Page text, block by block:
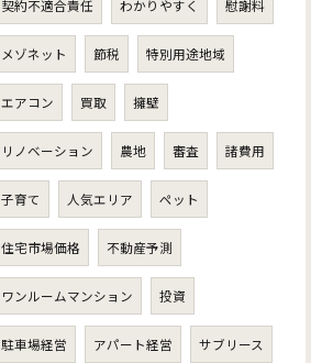
契約不適合責任 わかりやすく 慰謝料
メゾネット 節税 特別用途地域
エアコン 買取 擁壁
リノベーション 農地 審査 諸費用
子育て 人気エリア ペット
住宅市場価格 不動産予測
ワンルームマンション 投資
駐車場経営 アパート経営 サブリース